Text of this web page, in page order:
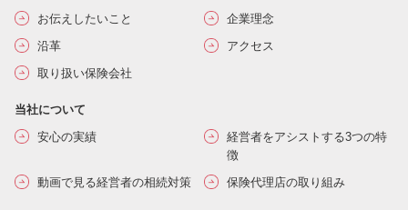
お伝えしたいこと
企業理念
沿革
アクセス
取り扱い保険会社
当社について
安心の実績
経営者をアシストする3つの特
徴
動画で見る経営者の相続対策
保険代理店の取り組み